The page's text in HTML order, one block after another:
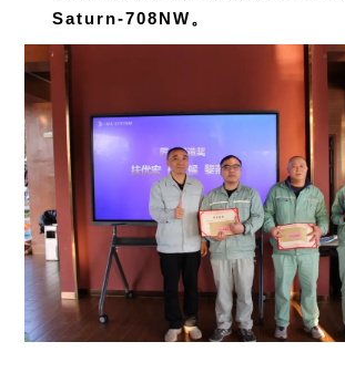
Saturn-708NW。